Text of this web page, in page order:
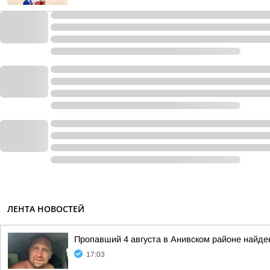
ЛЕНТА НОВОСТЕЙ
Пропавший 4 августа в Анивском районе
17:03